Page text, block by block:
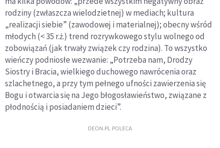
rodziny (zwłaszcza wielodzietnej) w mediach; kultura
„realizacji siebie” (zawodowej i materialnej); obecny wśród
młodych (< 35 r.ż.) trend rozrywkowego stylu wolnego od
zobowiązań (jak trwały związek czy rodzina). To wszystko
wieńczy podniosłe wezwanie: „Potrzeba nam, Drodzy
Siostry i Bracia, wielkiego duchowego nawrócenia oraz
szlachetnego, a przy tym pełnego ufności zawierzenia się
Bogu i otwarcia się na Jego błogosławieństwo, związane z
płodnością i posiadaniem dzieci”.
DEON.PL POLECA